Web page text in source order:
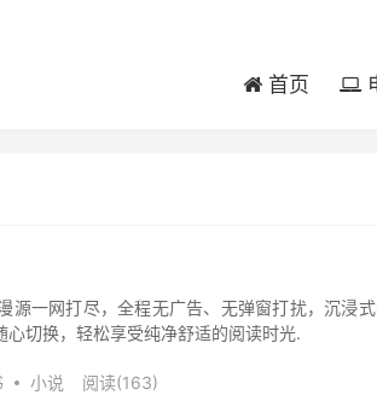
首页
源一网打尽，全程无广告、无弹窗打扰，沉浸
切换，轻松享受纯净舒适的阅读时光.
小说 阅读(163)